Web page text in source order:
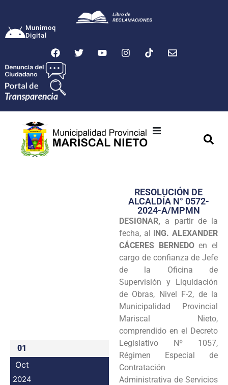
Munimoq
Digital
Transparencia
Seguridad
Programas
Intranet
01
Oct
2024
RESOLUCIÓN DE
ALCALDÍA N° 0572-
2024-A/MPMN
DESIGNAR, a partir de la
fecha, al ING. ALEXANDER
CÁCERES BERNEDOen el
cargo de confianza de Jefe
de la Oficina de
Supervisión y Liquidación
de Obras, Nivel F-2, de la
Municipalidad Provincial
Mariscal Nieto,
comprendido en el Decreto
Legislativo Nº 1057,
Régimen Especial de
Contratación
Administrativa de Servicios